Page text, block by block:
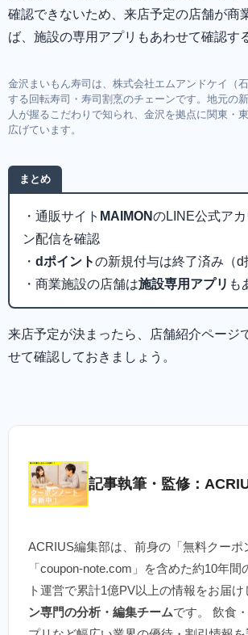
確認できないため、来店予定の店舗が商
ば、施設の専用アプリもあわせて確認す
金沢まいもん寿司は、株式会社エムアンドケイ（
する回転寿司・寿司割烹のチェーンです。地元の
人が握るこだわりで知られ、金沢を拠点に関東・
広げています。
まとめ
・通販サイト MAIMONのLINE公式ア
ン配信を確認
・ dポイントの新規付与は終了済み（d
・商業施設の店舗は施設専用アプリ も
来店予定が決まったら、店舗紹介ページ
せて確認しておきましょう。
記事執筆・監修：
ACRIUS編集部は、前身の「無料クーポ
「coupon-note.com」を含めた約10年間
ト運営で累計1億PV以上の情報をお届け
ン専門の分析・編集チームです。 飲食